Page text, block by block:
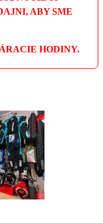
ABY SME
HODINY.